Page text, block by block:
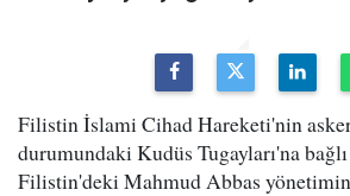
Filistin İslami Cihad Hareketi'nin
durumundaki Kudüs Tugayları'na
Filistin'deki Mahmud Abbas